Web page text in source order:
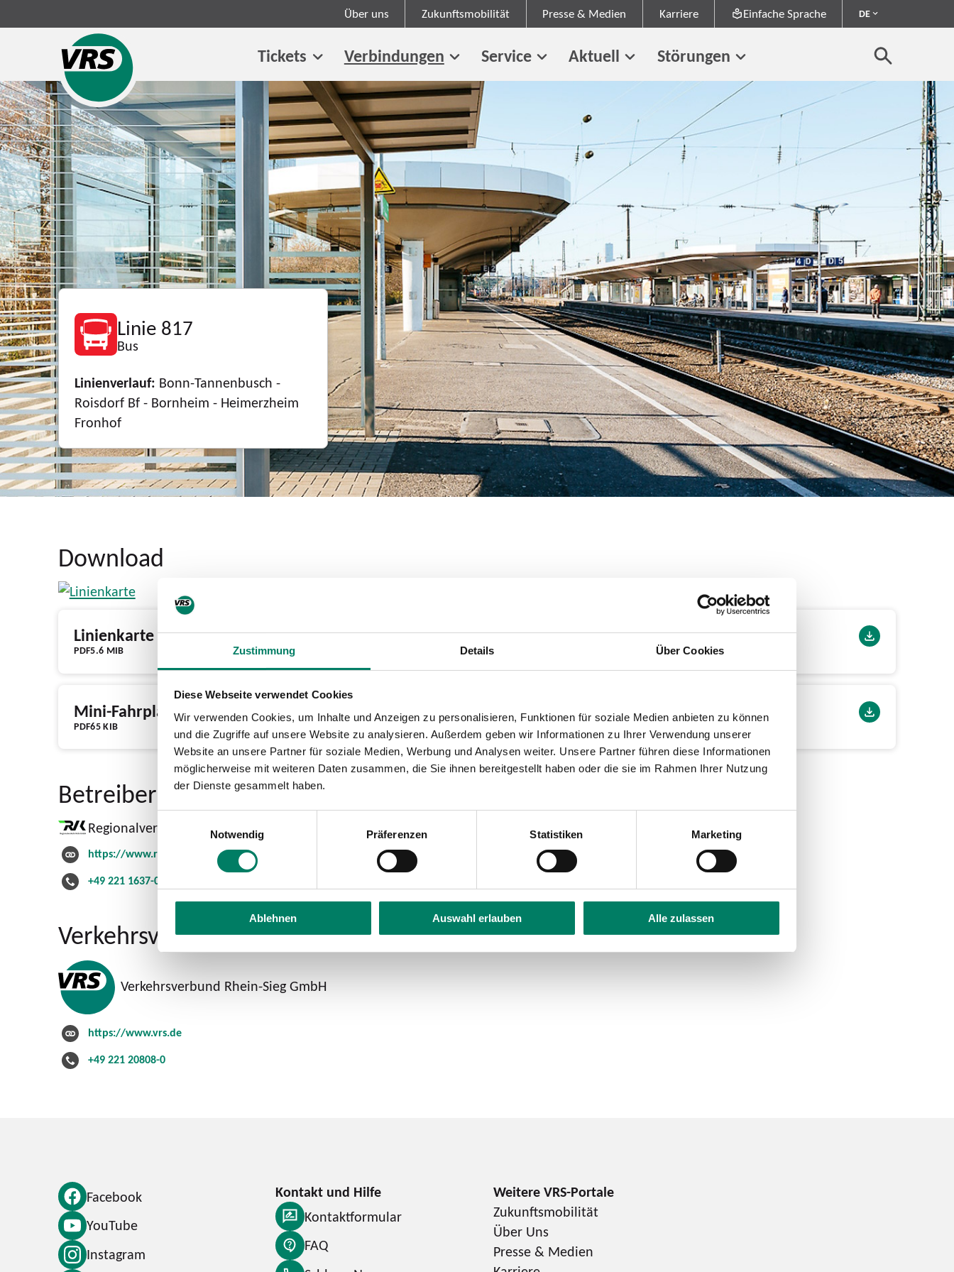
Zustimmung Details Über Cookies
Diese Webseite verwendet Cookies
Wir verwenden Cookies, um Inhalte und Anzeigen zu personalisieren, Funktionen für soziale Medien anbieten zu können
und die Zugriffe auf unsere Website zu analysieren. Außerdem geben wir Informationen zu Ihrer Verwendung unserer
Website an unsere Partner für soziale Medien, Werbung und Analysen weiter. Unsere Partner führen diese Informationen
möglicherweise mit weiteren Daten zusammen, die Sie ihnen bereitgestellt haben oder die sie im Rahmen Ihrer Nutzung
der Dienste gesammelt haben.
Notwendig
Präferenzen Statistiken Marketing
Ablehnen Auswahl erlauben Alle zulassen
Über uns Zukunftsmobilität Presse & Medien Karriere Einfache Sprache DE
Tickets Verbindungen Service Aktuell Störungen
Linie 817
Bus
Linienverlauf: Bonn-Tannenbusch -
Roisdorf Bf - Bornheim - Heimerzheim
Fronhof
Download
PDF5.6 MIB
Linienkarte
PDF65 KIB
Mini-Fahrplan
Betreiber
Regionalverkehr Köln GmbH
https://www.rvk.de
+49 221 1637-0
Verkehrsverbund
Verkehrsverbund Rhein-Sieg GmbH
https://www.vrs.de
+49 221 20808-0
Facebook
YouTube
Instagram
Kontaktformular
FAQ
Zukunftsmobilität
Über Uns
Presse & Medien